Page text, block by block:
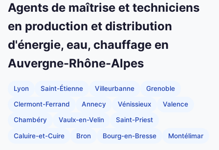
Agents de maîtrise et techniciens
en production et distribution
d'énergie, eau, chauffage en
Auvergne-Rhône-Alpes
Lyon Saint-Étienne Villeurbanne Grenoble
Clermont-Ferrand Annecy Vénissieux Valence
Chambéry Vaulx-en-Velin Saint-Priest
Caluire-et-Cuire Bron Bourg-en-Bresse Montélimar